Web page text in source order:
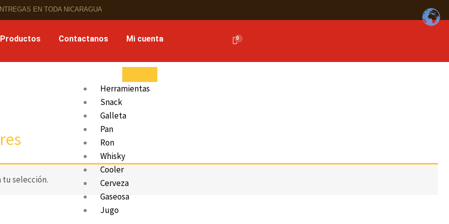
EN TODA NICARAGUA
Contactanos Mi cuenta
Herramientas
Snack
Galleta
Pan
Ron
Whisky
Cooler
Cerveza
Gaseosa
Jugo
tu selección.